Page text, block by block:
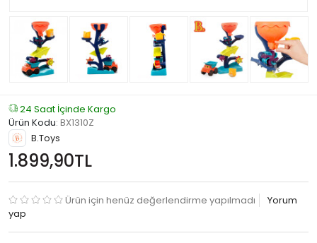
24 Saat İçinde Kargo
Ürün Kodu: BX1310Z
B.Toys
1.899,90TL
Ürün için henüz değerlendirme yapılmadı
Yorum
yap